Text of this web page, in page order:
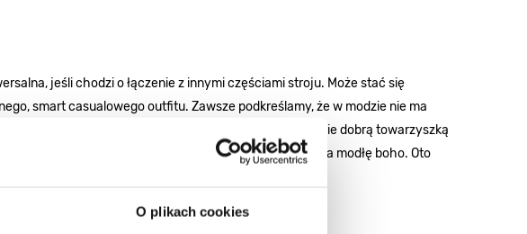
O plikach cookies
jeśli chodzi o łączenie z innymi częściami stroju. Może stać się
smart casualowego outfitu. Zawsze podkreślamy, że w modzie nie ma
z fikuśnymi kitkami nie będzie dobrą towarzyszką
elementów garderoby, z którymi stworzy wybitny duet na modłę boho. Oto
granatu,